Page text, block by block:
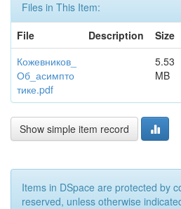
Files in This Item:
File
Description Size
Кожевников_
Об_асимпто
тике.pdf
5.53
MB
Show simple item record
Items in DSpace are protected by
reserved, unless otherwise